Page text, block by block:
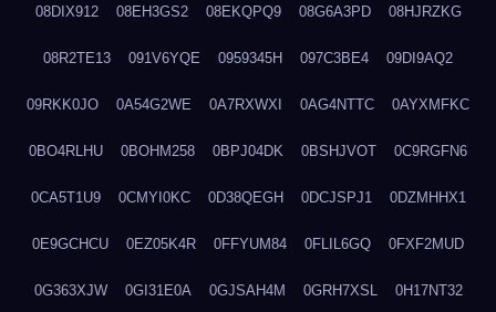
08DIX912 08EH3GS2 08EKQPQ9 08G6A3PD 08HJRZKG
08R2TE13 091V6YQE 0959345H 097C3BE4 09DI9AQ2
09RKK0JO 0A54G2WE 0A7RXWXI 0AG4NTTC 0AYXMFKC
0BO4RLHU 0BOHM258 0BPJ04DK 0BSHJVOT 0C9RGFN6
0CA5T1U9 0CMYI0KC 0D38QEGH 0DCJSPJ1 0DZMHHX1
0E9GCHCU 0EZ05K4R 0FFYUM84 0FLIL6GQ 0FXF2MUD
0G363XJW 0GI31E0A 0GJSAH4M 0GRH7XSL 0H17NT32